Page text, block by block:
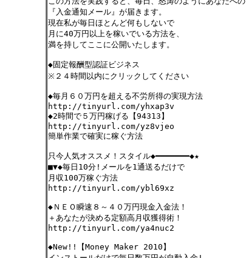
『入金通知メール』が届きます。
現在私が毎日ほとんど何もしないで
月に40万円以上を稼いでいる方法を、
満を持してここに公開いたします。
◆固定報酬型認証ビジネス
※２４時間以内にクリックしてください
◆毎月６０万円を超える不労所得の実現方法
http://tinyurl.com/yhxap3v
◆2時間で５万円稼げる【94313】
http://tinyurl.com/yz8vjeo
簡単作業で確実に稼ぐ方法
只今人気オススメ！スタイル◆━━━━━━━◆★
■▼◆毎日10分!メールを1通送るだけで
月収100万稼ぐ方法
http://tinyurl.com/ybl69xz
◆ＮＥＯ瞬速８～４０万円現金入金法！
＋あなたが決める定額高月収獲得術！
http://tinyurl.com/ya4nuc2
◆New!!【Money Maker 2010】